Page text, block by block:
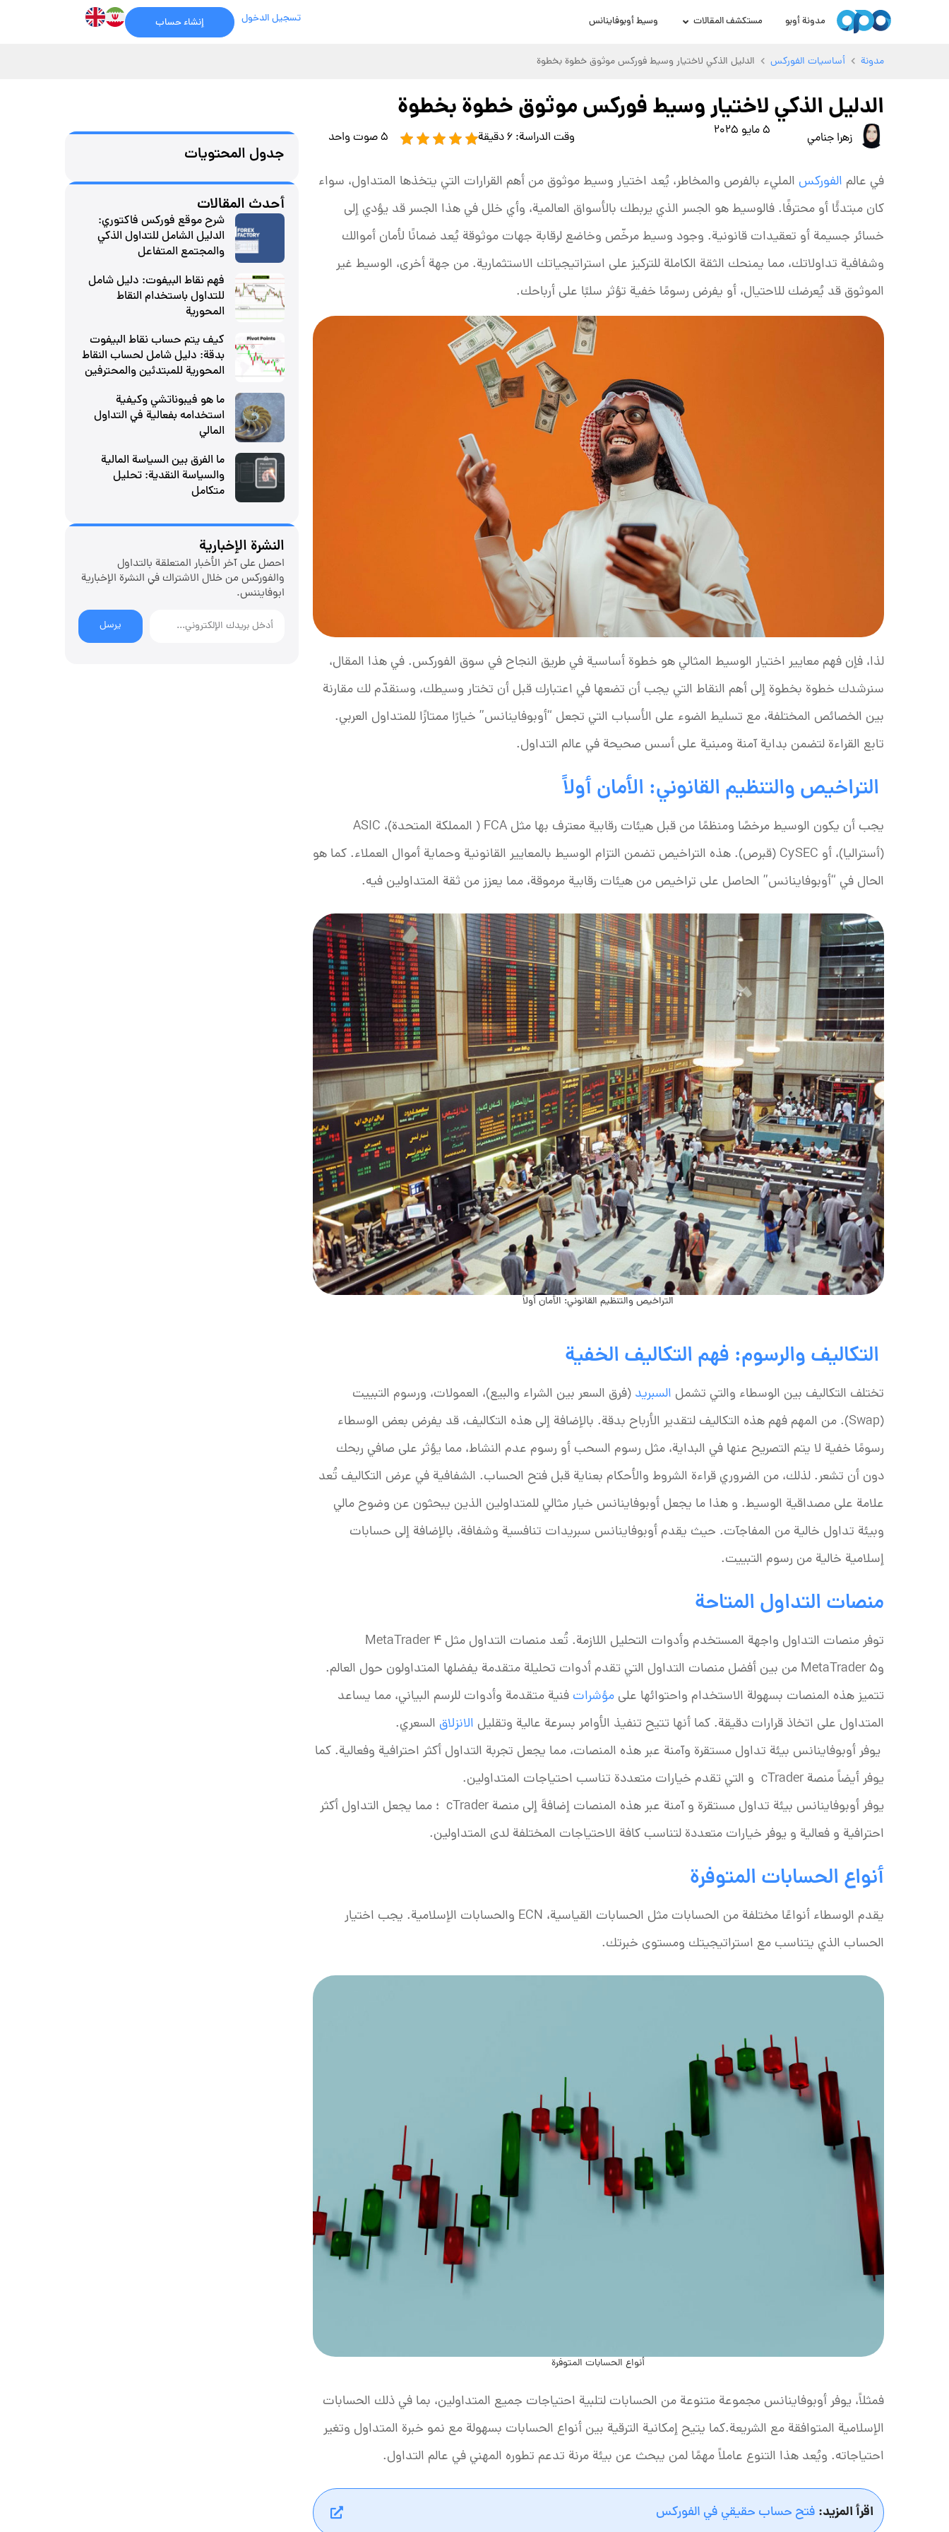
مدونة أوبو مستكشف المقالات وسيط أوبوفاينانس تسجيل الدخول إنشاء حساب
مدونة أساسيات الفوركس الدليل الذكي لاختيار وسيط فوركس موثوق خطوة بخطوة
الدليل الذكي لاختيار وسيط فوركس موثوق خطوة بخطوة
زهرا جنامي 5 مايو 2025 5 صوت واحد
في عالم الفوركس المليء بالفرص والمخاطر، يُعد اختيار وسيط موثوق من أهم القرارات التي يتخذها المتداول، سواء
كان مبتدئًا أو محترفًا. فالوسيط هو الجسر الذي يربطك بالأسواق العالمية، وأي خلل في هذا الجسر قد يؤدي إلى
خسائر جسيمة أو تعقيدات قانونية. وجود وسيط مرخّص وخاضع لرقابة جهات موثوقة يُعد ضمانًا لأمان أموالك
وشفافية تداولاتك، مما يمنحك الثقة الكاملة للتركيز على استراتيجياتك الاستثمارية. من جهة أخرى، الوسيط غير
الموثوق قد يُعرضك للاحتيال، أو يفرض رسومًا خفية تؤثر سلبًا على أرباحك.
لذا، فإن فهم معايير اختيار الوسيط المثالي هو خطوة أساسية في طريق النجاح في سوق الفوركس. في هذا المقال،
سنرشدك خطوة بخطوة إلى أهم النقاط التي يجب أن تضعها في اعتبارك قبل أن تختار وسيطك، وسنقدّم لك مقارنة
بين الخصائص المختلفة، مع تسليط الضوء على الأسباب التي تجعل “أوبوفاينانس” خيارًا ممتازًا للمتداول العربي.
تابع القراءة لتضمن بداية آمنة ومبنية على أسس صحيحة في عالم التداول.
التراخيص والتنظيم القانوني: الأمان أولاً
يجب أن يكون الوسيط مرخصًا ومنظمًا من قبل هيئات رقابية معترف بها مثل FCA ( المملكة المتحدة)، ASIC
(أستراليا)، أو CySEC (قبرص). هذه التراخيص تضمن التزام الوسيط بالمعايير القانونية وحماية أموال العملاء. كما هو
الحال في “أوبوفاينانس” الحاصل على تراخيص من هيئات رقابية مرموقة، مما يعزز من ثقة المتداولين فيه.
التراخيص والتنظيم القانوني: الأمان أولاً
التكاليف والرسوم: فهم التكاليف الخفية
تختلف التكاليف بين الوسطاء والتي تشمل السبريد (فرق السعر بين الشراء والبيع)، العمولات، ورسوم التبييت
(Swap). من المهم فهم هذه التكاليف لتقدير الأرباح بدقة. بالإضافة إلى هذه التكاليف، قد يفرض بعض الوسطاء
رسومًا خفية لا يتم التصريح عنها في البداية، مثل رسوم السحب أو رسوم عدم النشاط، مما يؤثر على صافي ربحك
دون أن تشعر. لذلك، من الضروري قراءة الشروط والأحكام بعناية قبل فتح الحساب. الشفافية في عرض التكاليف تُعد
علامة على مصداقية الوسيط. و هذا ما يجعل أوبوفاينانس خيار مثالي للمتداولين الذين يبحثون عن وضوح مالي
وبيئة تداول خالية من المفاجآت. حيث يقدم أوبوفاينانس سبريدات تنافسية وشفافة، بالإضافة إلى حسابات
إسلامية خالية من رسوم التبييت.
منصات التداول المتاحة
توفر منصات التداول واجهة المستخدم وأدوات التحليل اللازمة. تُعد منصات التداول مثل MetaTrader 4
وMetaTrader 5 من بين أفضل منصات التداول التي تقدم أدوات تحليلة متقدمة يفضلها المتداولون حول العالم.
تتميز هذه المنصات بسهولة الاستخدام واحتوائها على مؤشرات فنية متقدمة وأدوات للرسم البياني، مما يساعد
المتداول على اتخاذ قرارات دقيقة. كما أنها تتيح تنفيذ الأوامر بسرعة عالية وتقليل الانزلاق السعري.
يوفر أوبوفاينانس بيئة تداول مستقرة وآمنة عبر هذه المنصات، مما يجعل تجربة التداول أكثر احترافية وفعالية. كما
يوفر أيضاً منصة cTrader و التي تقدم خيارات متعددة تناسب احتياجات المتداولين.
يوفر أوبوفاينانس بيئة تداول مستقرة و آمنة عبر هذه المنصات إضافةَ إلى منصة cTrader ؛ مما يجعل التداول أكثر
احترافية و فعالية و يوفر خيارات متعددة لتناسب كافة الاحتياجات المختلفة لدى المتداولين.
أنواع الحسابات المتوفرة
يقدم الوسطاء أنواعًا مختلفة من الحسابات مثل الحسابات القياسية، ECN والحسابات الإسلامية. يجب اختيار
الحساب الذي يتناسب مع استراتيجيتك ومستوى خبرتك.
أنواع الحسابات المتوفرة
فمثلاً، يوفر أوبوفاينانس مجموعة متنوعة من الحسابات لتلبية احتياجات جميع المتداولين، بما في ذلك الحسابات
الإسلامية المتوافقة مع الشريعة.كما يتيح إمكانية الترقية بين أنواع الحسابات بسهولة مع نمو خبرة المتداول وتغير
احتياجاته. ويُعد هذا التنوع عاملاً مهمًا لمن يبحث عن بيئة مرنة تدعم تطوره المهني في عالم التداول.
اقرأ المزيد: فتح حساب حقيقي في الفوركس
جدول المحتويات
أحدث المقالات
شرح موقع فوركس فاكتوري:
الدليل الشامل للتداول الذكي
والمجتمع المتفاعل
فهم نقاط البيفوت: دليل شامل
للتداول باستخدام النقاط
المحورية
كيف يتم حساب نقاط البيفوت
بدقة: دليل شامل لحساب النقاط
المحورية للمبتدئين والمحترفين
ما هو فيبوناتشي وكيفية
استخدامه بفعالية في التداول
المالي
ما الفرق بين السياسة المالية
والسياسة النقدية: تحليل
متكامل
النشرة الإخبارية
احصل على آخر الأخبار المتعلقة بالتداول
والفوركس من خلال الاشتراك في النشرة الإخبارية
ابوفایننس.
يرسل